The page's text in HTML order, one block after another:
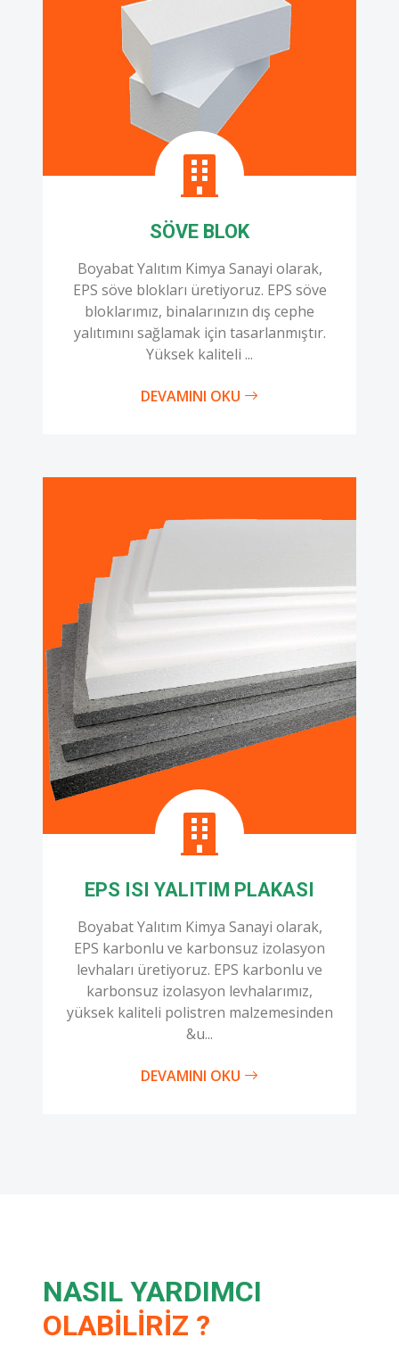
SÖVE BLOK
Boyabat Yalıtım Kimya Sanayi olarak,
EPS söve blokları üretiyoruz. EPS söve
bloklarımız, binalarınızın dış cephe
yalıtımını sağlamak için tasarlanmıştır.
Yüksek kaliteli ...
DEVAMINI OKU
EPS ISI YALITIM PLAKASI
Boyabat Yalıtım Kimya Sanayi olarak,
EPS karbonlu ve karbonsuz izolasyon
levhaları üretiyoruz. EPS karbonlu ve
karbonsuz izolasyon levhalarımız,
yüksek kaliteli polistren malzemesinden
&u...
DEVAMINI OKU
OLABILIRIZ ?
Yılların verdiği tecrübe özgüven ile her zaman